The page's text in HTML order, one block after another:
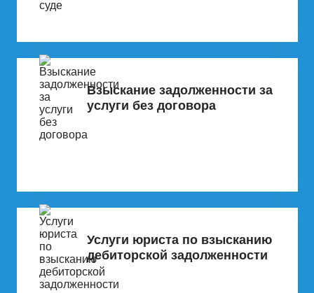
Взыскание задолженности за
услуги без договора
Услуги юриста по взысканию
дебиторской задолженности